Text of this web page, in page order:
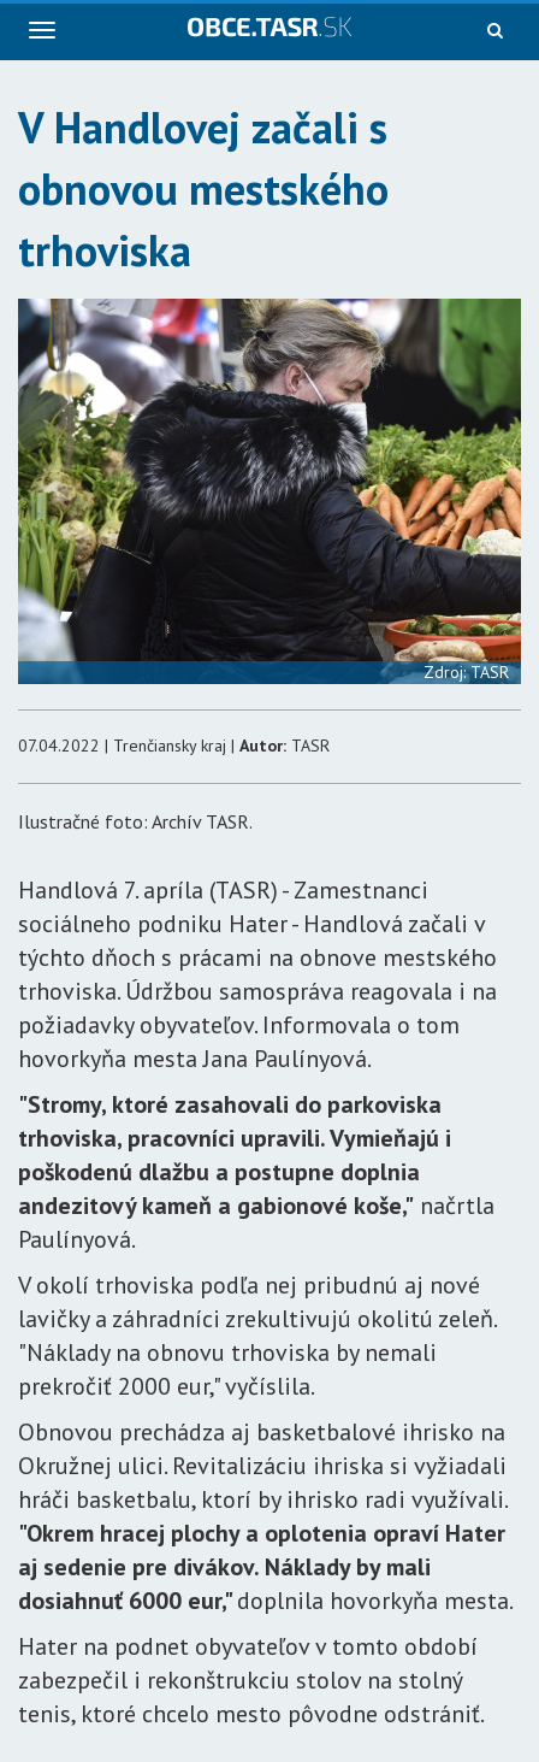
Navigácia
V Handlovej začali s
obnovou mestského
trhoviska
Zdroj: TASR
07.04.2022 | Trenčiansky kraj | Autor: TASR
Ilustračné foto: Archív TASR.
Handlová 7. apríla (TASR) - Zamestnanci
sociálneho podniku Hater - Handlová začali v
týchto dňoch s prácami na obnove mestského
trhoviska. Údržbou samospráva reagovala i na
požiadavky obyvateľov. Informovala o tom
hovorkyňa mesta Jana Paulínyová.
"Stromy, ktoré zasahovali do parkoviska
trhoviska, pracovníci upravili. Vymieňajú i
poškodenú dlažbu a postupne doplnia
andezitový kameň a gabionové koše," načrtla
Paulínyová.
V okolí trhoviska podľa nej pribudnú aj nové
lavičky a záhradníci zrekultivujú okolitú zeleň.
"Náklady na obnovu trhoviska by nemali
prekročiť 2000 eur," vyčíslila.
Obnovou prechádza aj basketbalové ihrisko na
Okružnej ulici. Revitalizáciu ihriska si vyžiadali
hráči basketbalu, ktorí by ihrisko radi využívali.
"Okrem hracej plochy a oplotenia opraví Hater
aj sedenie pre divákov. Náklady by mali
dosiahnuť 6000 eur,"doplnila hovorkyňa mesta.
Hater na podnet obyvateľov v tomto období
zabezpečil i rekonštrukciu stolov na stolný
tenis, ktoré chcelo mesto pôvodne odstrániť.